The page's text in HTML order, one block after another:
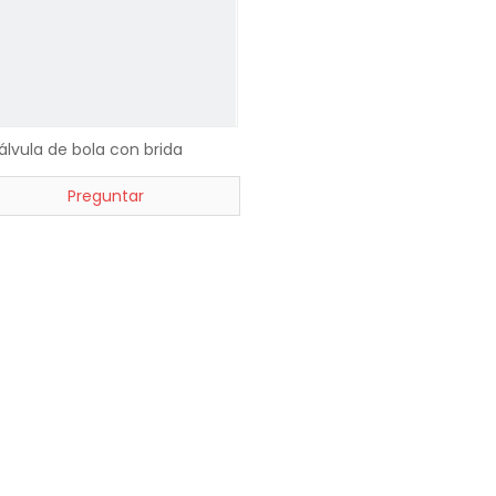
de bola con brida
Preguntar